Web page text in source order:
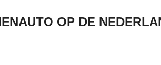
OP DE